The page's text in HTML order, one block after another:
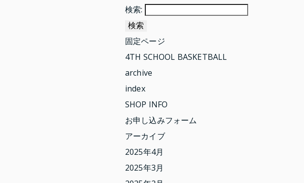
検索:
固定ページ
4TH SCHOOL BASKETBALL
archive
index
SHOP INFO
お申し込みフォーム
アーカイブ
2025年4月
2025年3月